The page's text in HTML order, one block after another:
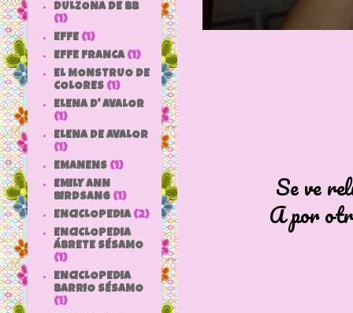
Se ve
A por
DULZONA DE BB
(1)
EFFE (1)
EFFE FRANCA (1)
EL MONSTRUO DE
COLORES (1)
ELENA D' AVALOR
(1)
ELENA DE AVALOR
(1)
EMANENS (1)
EMILY ANN
BIRDSANG (1)
ENCICLOPEDIA (2)
ENCICLOPEDIA
ÁBRETE SÉSAMO
(1)
ENCICLOPEDIA
BARRIO SÉSAMO
(1)